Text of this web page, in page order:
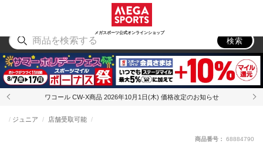
メガスポーツ公式オンラインショップ
アウトドア
検索
ワコール CW-X商品 2026年10月1日(木) 価格改定のお知らせ
ジュニア 店舗受取可能
商品番号： 68884790